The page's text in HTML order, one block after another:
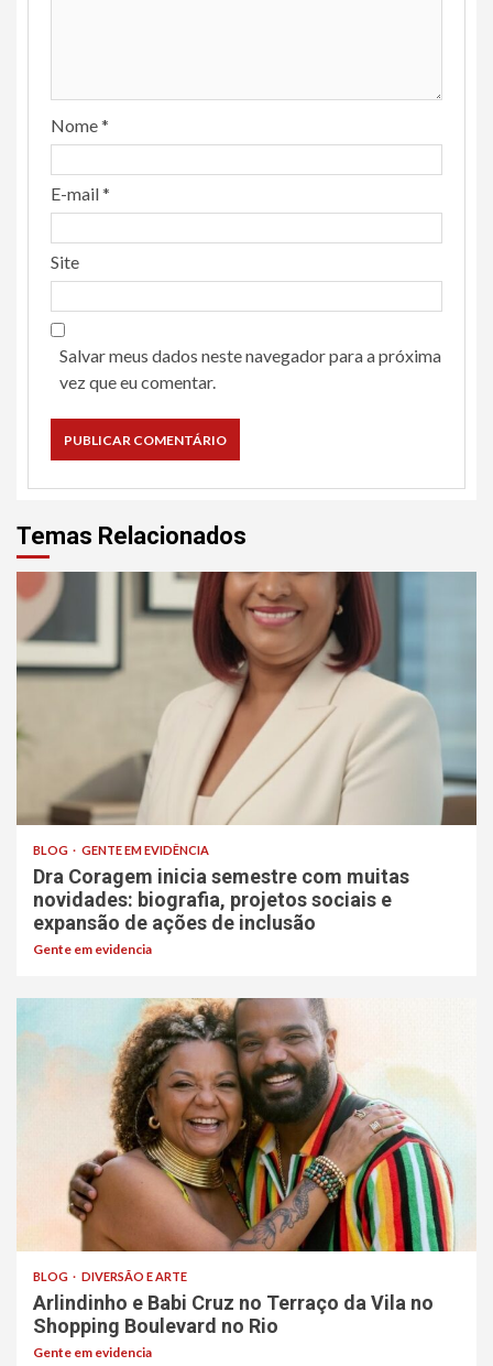
Nome*
E-mail*
Site
Salvar meus dados neste navegador para a próxima
vez que eu comentar.
Temas Relacionados
BLOG GENTE EM EVIDÊNCIA
Dra Coragem inicia semestre com muitas
novidades: biografia, projetos sociais e
expansão de ações de inclusão
Gente em evidencia
BLOG DIVERSÃO E ARTE
Arlindinho e Babi Cruz no Terraço da Vila no
Shopping Boulevard no Rio
Gente em evidencia